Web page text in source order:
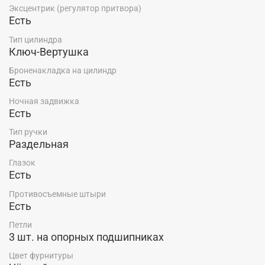
Купить входную металлическую дверь БЕРИЛЛ
КВАДРО 3 от завода "Алмаз", по низкой цене
производителя со склада в г. Красноярск можно в
салоне-магазине "Ярдеко".
Эксцентрик (регулятор притвора)
Есть
Тип цилиндра
Ключ-Вертушка
Броненакладка на цилиндр
Есть
Ночная задвижка
Есть
Тип ручки
Раздельная
Глазок
Есть
Противосъемные штыри
Есть
Петли
3 шт. на опорных подшипниках
Цвет фурнитуры